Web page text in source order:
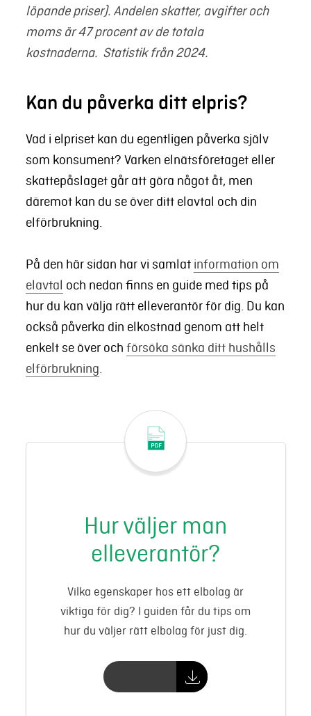
löpande priser). Andelen skatter, avgifter och
moms är 47 procent av de totala
kostnaderna. Statistik från 2024.
Kan du påverka ditt elpris?
Vad i elpriset kan du egentligen påverka själv
som konsument? Varken elnätsföretaget eller
skattepåslaget går att göra något åt, men
däremot kan du se över ditt elavtal och din
elförbrukning.
På den här sidan har vi samlat information om
elavtal och nedan finns en guide med tips på
hur du kan välja rätt elleverantör för dig. Du kan
också påverka din elkostnad genom att helt
enkelt se över och försöka sänka ditt hushålls
elförbrukning.
Hur väljer man
elleverantör?
Vilka egenskaper hos ett elbolag är
viktiga för dig? I guiden får du tips om
hur du väljer rätt elbolag för just dig.